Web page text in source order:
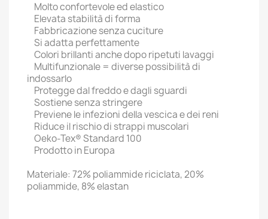
Molto confortevole ed elastico
Elevata stabilità di forma
Fabbricazione senza cuciture
Si adatta perfettamente
Colori brillanti anche dopo ripetuti lavaggi
Multifunzionale = diverse possibilità di
indossarlo
Protegge dal freddo e dagli sguardi
Sostiene senza stringere
Previene le infezioni della vescica e dei reni
Riduce il rischio di strappi muscolari
Oeko-Tex® Standard 100
Prodotto in Europa
Materiale: 72% poliammide riciclata, 20%
poliammide, 8% elastan